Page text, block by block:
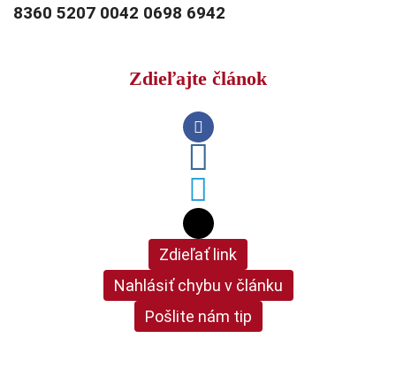
8360 5207 0042 0698 6942
Zdieľajte článok
Zdieľať link
Nahlásiť chybu v článku
Pošlite nám tip